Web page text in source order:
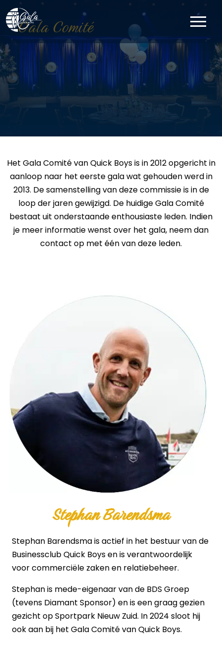
Gala Comité
Het Gala Comité van Quick Boys is in 2012 opgericht in
aanloop naar het eerste gala wat gehouden werd in
2013. De samenstelling van deze commissie is in de
loop der jaren gewijzigd. De huidige Gala Comité
bestaat uit onderstaande enthousiaste leden. Indien
je meer informatie wenst over het gala, neem dan
contact op met één van deze leden.
Stephan Barendsma
Stephan Barendsma is actief in het bestuur van de
Businessclub Quick Boys en is verantwoordelijk
voor commerciële zaken en relatiebeheer.
Stephan is mede-eigenaar van de BDS Groep
(tevens Diamant Sponsor) en is een graag gezien
gezicht op Sportpark Nieuw Zuid. In 2024 sloot hij
ook aan bij het Gala Comité van Quick Boys.